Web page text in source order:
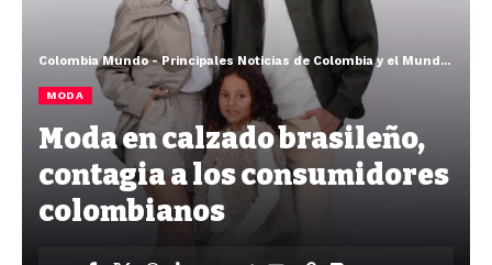
Colombia Mundo - Principales Noticias de Colombia y el Mundo Hoy
MODA
Moda en calzado brasileño,
contagia a los consumidores
colombianos